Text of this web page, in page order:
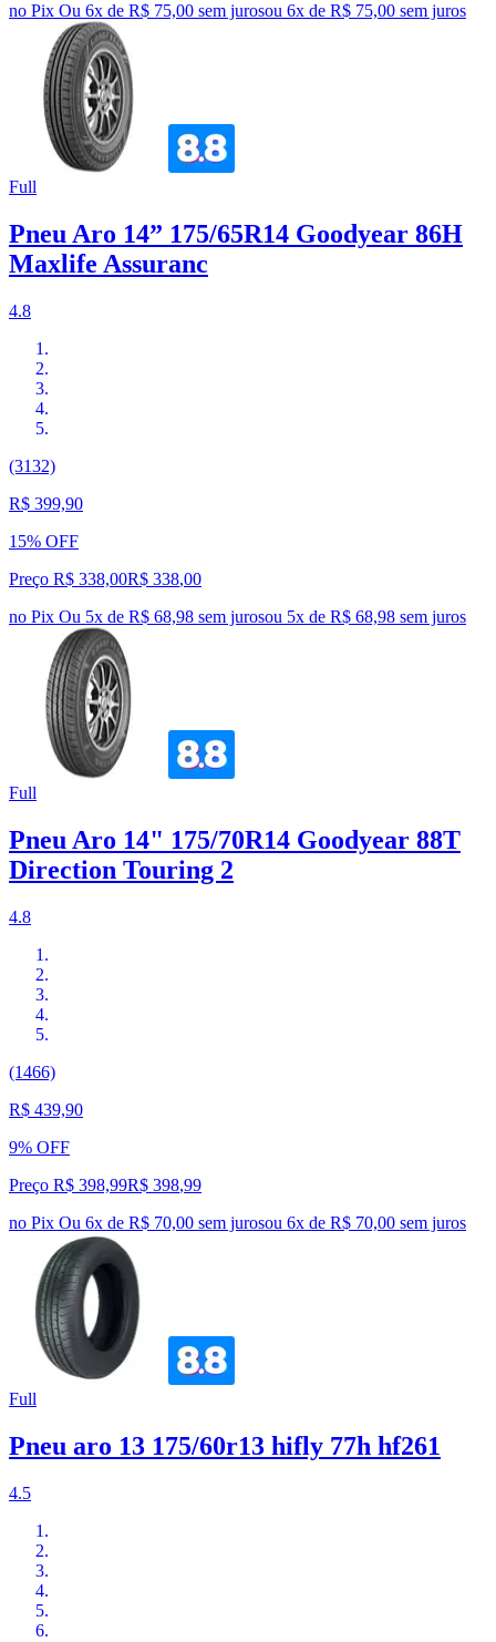
no Pix Ou 6x de R$ 75,00 sem jurosou 6x de R$ 75,00 sem juros
Full
Pneu Aro 14” 175/65R14 Goodyear 86H
Maxlife Assuranc
4.8
(3132)
R$ 399,90
15% OFF
Preço R$ 338,00R$ 338,00
no Pix Ou 5x de R$ 68,98 sem jurosou 5x de R$ 68,98 sem juros
Full
Pneu Aro 14" 175/70R14 Goodyear 88T
Direction Touring 2
4.8
(1466)
R$ 439,90
9% OFF
Preço R$ 398,99R$ 398,99
no Pix Ou 6x de R$ 70,00 sem jurosou 6x de R$ 70,00 sem juros
Full
Pneu aro 13 175/60r13 hifly 77h hf261
4.5